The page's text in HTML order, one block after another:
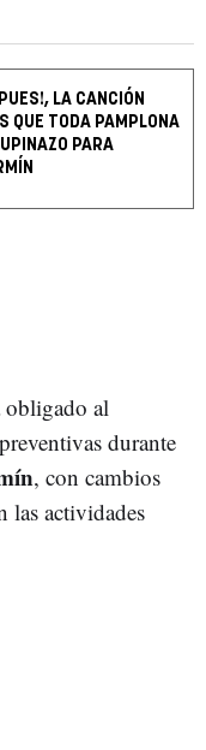
LA CANCIÓN
QUE TODA PAMPLONA
PARA
obligado al
durante
, con cambios
las actividades